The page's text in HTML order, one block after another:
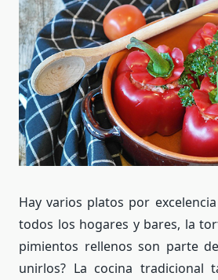
Hay varios platos por
todos los hogares y bares, la
pimientos rellenos son parte
unirlos? La cocina tradicional